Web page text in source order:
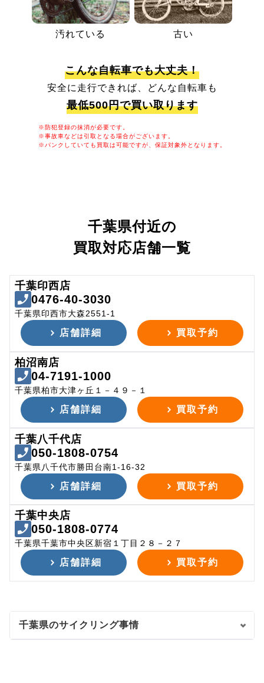
汚れている 古い
こんな自転車でも大丈夫！
安全に走行できれば、どんな自転車も
最低500円で買い取ります
※防犯登録の抹消が必要です。
※事故車などは引取となる場合がございます。
※パンクしていても買取は可能ですが、保証対象外となります。
千葉県付近の
買取対応店舗一覧
千葉印西店
0476-40-3030
千葉県印西市大森2551-1
店舗詳細 買取予約
柏沼南店
04-7191-1000
千葉県柏市大津ヶ丘１－４９－１
店舗詳細 買取予約
千葉八千代店
050-1808-0754
千葉県八千代市勝田台南1-16-32
店舗詳細 買取予約
千葉中央店
050-1808-0774
千葉県千葉市中央区新宿１丁目２８－２７
店舗詳細 買取予約
千葉県のサイクリング事情